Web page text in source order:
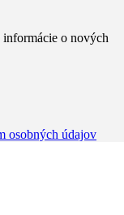
o nových
osobných údajov